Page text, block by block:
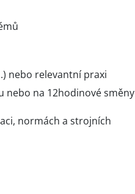
nebo relevantní praxi
nebo na 12hodinové směny
normách a strojních